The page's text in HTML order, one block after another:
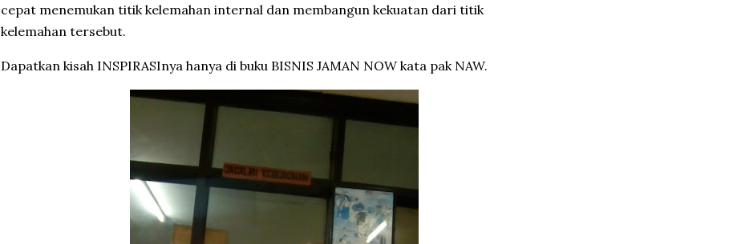
cepat menemukan titik kelemahan internal dan membangun kekuatan dari titik
kelemahan tersebut.
Dapatkan kisah INSPIRASInya hanya di buku BISNIS JAMAN NOW kata pak NAW.